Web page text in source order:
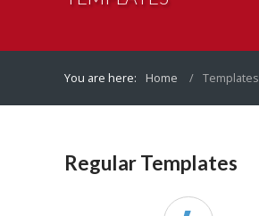
You are here: Home Templates
Regular Templates